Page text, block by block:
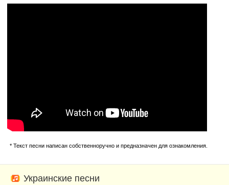
* Текст песни написан собственноручно и предназначен для ознакомления.
Украинские песни